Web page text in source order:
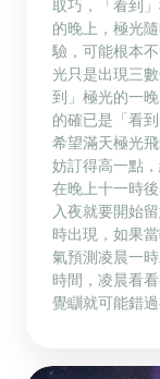
取巧，「看到
的晚上，極光
驗，可能根本
光只是出現三
到」極光的一
的確已是「看
希望滿天極光
妨訂得高一點
在晚上十一時
入夜就要開始
時出現，如果
氣預測凌晨一
時間，凌晨看
覺瞓就可能錯過